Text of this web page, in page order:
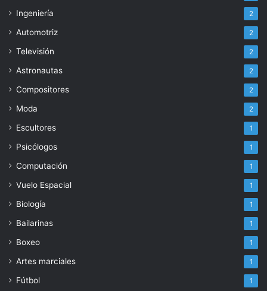
Ingeniería 2
Automotriz 2
Televisión 2
Astronautas 2
Compositores 2
Moda 2
Escultores 1
Psicólogos 1
Computación 1
Vuelo Espacial 1
Biología 1
Bailarinas 1
Boxeo 1
Artes marciales 1
Fútbol 1